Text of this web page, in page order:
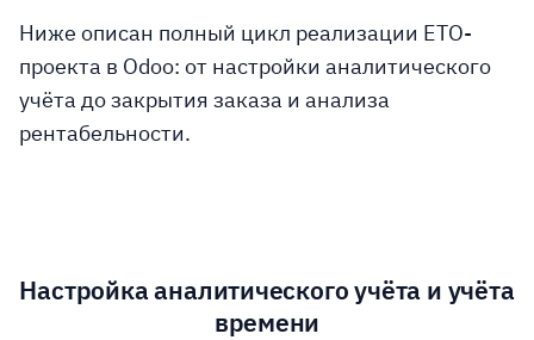
Ниже описан полный цикл реализации ETO-
проекта в Odoo: от настройки аналитического
учёта до закрытия заказа и анализа
рентабельности.
Настройка аналитического учёта и учёта
времени